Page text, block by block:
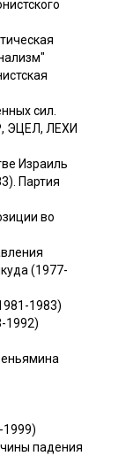
сил.
ЭЦЕЛ, ЛЕХИ
Израиль
Партия
во
(1977-
1983)
1992)
1999)
падения